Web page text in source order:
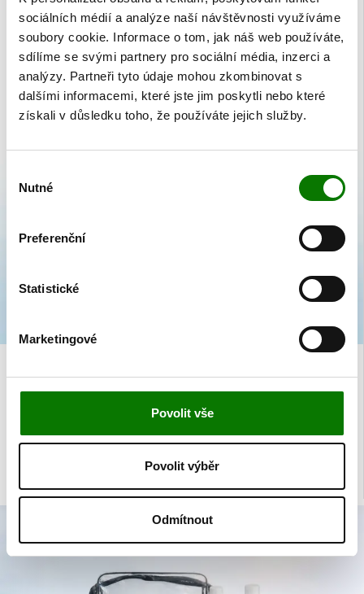
sociálních médií a analýze naší návštěvnosti využíváme
soubory cookie. Informace o tom, jak náš web používáte,
sdílíme se svými partnery pro sociální média, inzerci a
analýzy. Partneři tyto údaje mohou zkombinovat s
dalšími informacemi, které jste jim poskytli nebo které
získali v důsledku toho, že používáte jejich služby.
souhlasu
Nutné
Preferenční
Statistické
Marketingové
Povolit vše
Povolit výběr
Odmítnout
AKTUALITY
Kolekce Čtyřlístek zdraví
I když jsou letní prázdniny jen v půlce a všichni se ještě těšíme na výlety,
dovolené a posezení na terasách, které máme před sebou, je dobré se
připravit i na příchod podzimu.
AKTUALITY
Mimořádná nabídka